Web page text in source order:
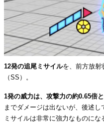
12発の追尾ミサイルを、前方放射
（SS）。
1発の威力は、攻撃力の約0.65倍と
までダメージは出ないが、後述し
ミサイルは非常に強力なものにな